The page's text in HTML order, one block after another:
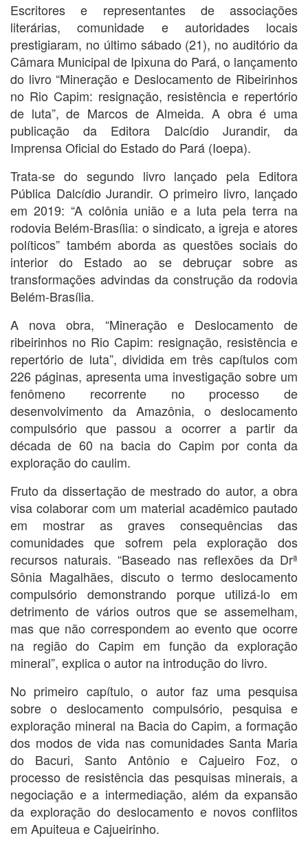
Escritores e representantes de associações
literárias, comunidade e autoridades locais
prestigiaram, no último sábado (21), no auditório da
Câmara Municipal de Ipixuna do Pará, o lançamento
do livro “Mineração e Deslocamento de Ribeirinhos
no Rio Capim: resignação, resistência e repertório
de luta”, de Marcos de Almeida. A obra é uma
publicação da Editora Dalcídio Jurandir, da
Imprensa Oficial do Estado do Pará (Ioepa).
Trata-se do segundo livro lançado pela Editora
Pública Dalcídio Jurandir. O primeiro livro, lançado
em 2019: “A colônia união e a luta pela terra na
rodovia Belém-Brasília: o sindicato, a igreja e atores
políticos” também aborda as questões sociais do
interior do Estado ao se debruçar sobre as
transformações advindas da construção da rodovia
Belém-Brasília.
A nova obra, “Mineração e Deslocamento de
ribeirinhos no Rio Capim: resignação, resistência e
repertório de luta”, dividida em três capítulos com
226 páginas, apresenta uma investigação sobre um
fenômeno recorrente no processo de
desenvolvimento da Amazônia, o deslocamento
compulsório que passou a ocorrer a partir da
década de 60 na bacia do Capim por conta da
exploração do caulim.
Fruto da dissertação de mestrado do autor, a obra
visa colaborar com um material acadêmico pautado
em mostrar as graves consequências das
comunidades que sofrem pela exploração dos
recursos naturais. “Baseado nas reflexões da Drª
Sônia Magalhães, discuto o termo deslocamento
compulsório demonstrando porque utilizá-lo em
detrimento de vários outros que se assemelham,
mas que não correspondem ao evento que ocorre
na região do Capim em função da exploração
mineral”, explica o autor na introdução do livro.
No primeiro capítulo, o autor faz uma pesquisa
sobre o deslocamento compulsório, pesquisa e
exploração mineral na Bacia do Capim, a formação
dos modos de vida nas comunidades Santa Maria
do Bacuri, Santo Antônio e Cajueiro Foz, o
processo de resistência das pesquisas minerais, a
negociação e a intermediação, além da expansão
da exploração do deslocamento e novos conflitos
em Apuiteua e Cajueirinho.